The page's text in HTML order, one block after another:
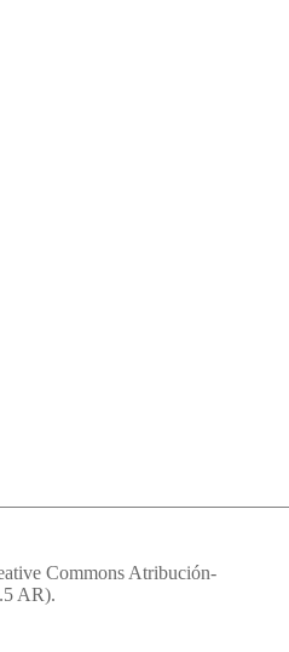
Commons Atribución-
AR).